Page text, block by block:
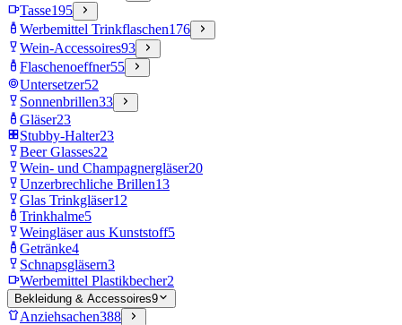
Tasse195
Werbemittel Trinkflaschen176
Wein-Accessoires93
Flaschenoeffner55
Untersetzer52
Sonnenbrillen33
Gläser23
Stubby-Halter23
Beer Glasses22
Wein- und Champagnergläser20
Unzerbrechliche Brillen13
Glas Trinkgläser12
Trinkhalme5
Weingläser aus Kunststoff5
Getränke4
Schnapsgläsern3
Werbemittel Plastikbecher2
Bekleidung & Accessoires9
Anziehsachen388